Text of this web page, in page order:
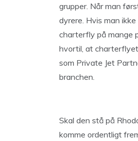
grupper. Når man
dyrere. Hvis man
charterfly på mange
hvortil, at
som Private Jet
branchen.
Skal den stå på
komme ordentligt